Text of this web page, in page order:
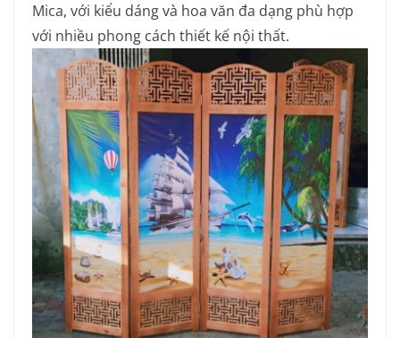
Mica, với kiểu dáng và hoa văn đa dạng phù hợp
với nhiều phong cách thiết kế nội thất.